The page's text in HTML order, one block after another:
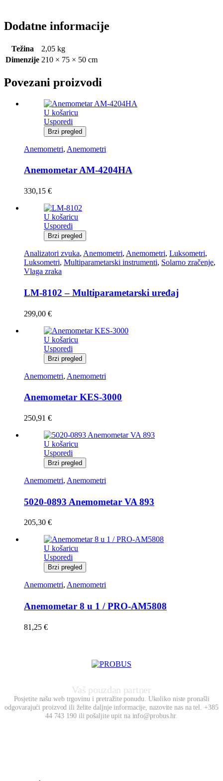
Dodatne informacije
Težina
2,05 kg
Dimenzije 210 × 75 × 50 cm
Povezani proizvodi
U košaricu
Usporedi
Brzi pregled
Anemometri, Anemometri
Anemometar AM-4204HA
330,15 €
U košaricu
Usporedi
Brzi pregled
Analizatori zvuka, Anemometri, Anemometri, Luksometri,
Luksometri, Multiparametarski instrumenti, Solarno zračenje,
Vlaga zraka
LM-8102 – Multiparametarski uređaj
299,00 €
U košaricu
Usporedi
Brzi pregled
Anemometri, Anemometri
Anemometar KES-3000
250,91 €
U košaricu
Usporedi
Brzi pregled
Anemometri, Anemometri
5020-0893 Anemometar VA 893
205,30 €
U košaricu
Usporedi
Brzi pregled
Anemometri, Anemometri
Anemometar 8 u 1 / PRO-AM5808
81,25 €
Vaš pouzdan partner
Posjetite našu web trgovinu i pretražite ponudu. Ukoliko niste pronašli
odgovarajući proizvod ili želite daljnje informacije, nazovite nas na tel. +385
44 743 190 ili pošaljite upit na info@probus.hr.